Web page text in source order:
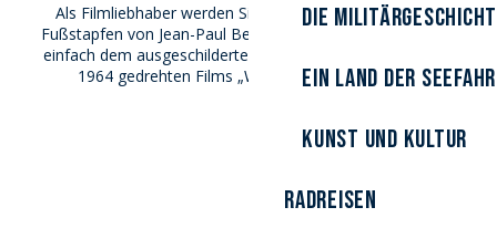
Die
Ein Land der
Kunst und Kultur
Radreisen
Als Filmliebhaber werden Sie es sicher schätzen, in die
Fußstapfen von Jean-Paul Belmondo zu treten! Folgen Sie
einfach dem ausgeschilderten Weg zu den Drehorten des
1964 gedrehten Films „Week-end à Zuydcoote“.